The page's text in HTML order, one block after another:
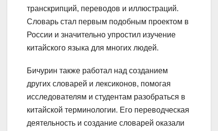
транскрипций, переводов и иллюстраций.
Словарь стал первым подобным проектом в
России и значительно упростил изучение
китайского языка для многих людей.
Бичурин также работал над созданием
других словарей и лексиконов, помогая
исследователям и студентам разобраться в
китайской терминологии. Его переводческая
деятельность и создание словарей оказали